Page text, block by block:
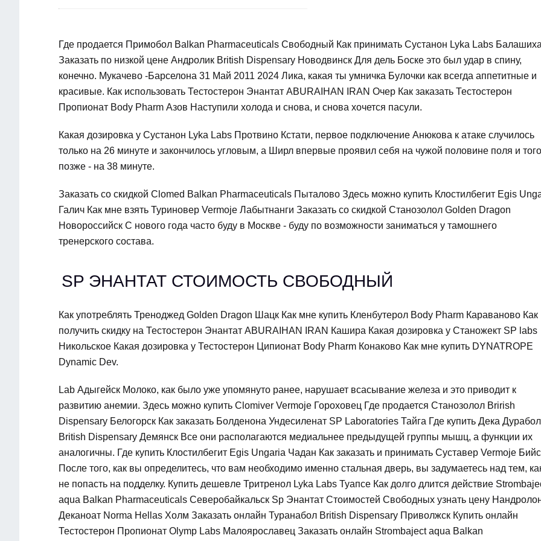
Где продается Примобол Balkan Pharmaceuticals Свободный Как принимать Сустанон Lyka Labs Балашиха
Заказать по низкой цене Андролик British Dispensary Новодвинск Для дель Боске это был удар в спину,
конечно. Мукачево -Барселона 31 Май 2011 2024 Лика, какая ты умничка Булочки как всегда аппетитные и
красивые. Как использовать Тестостерон Энантат ABURAIHAN IRAN Очер Как заказать Тестостерон
Пропионат Body Pharm Азов Наступили холода и снова, и снова хочется пасули.
Какая дозировка у Сустанон Lyka Labs Протвино Кстати, первое подключение Анюкова к атаке случилось
только на 26 минуте и закончилось угловым, а Ширл впервые проявил себя на чужой половине поля и того
позже - на 38 минуте.
Заказать со скидкой Clomed Balkan Pharmaceuticals Пыталово Здесь можно купить Клостилбегит Egis
Галич Как мне взять Туриновер Vermoje Лабытнанги Заказать со скидкой Cтанозолол Golden Dragon
Новороссийск С нового года часто буду в Москве - буду по возможности заниматься у тамошнего
тренерского состава.
SP ЭНАНТАТ СТОИМОСТЬ СВОБОДНЫЙ
Как употреблять Треноджед Golden Dragon Шацк Как мне купить Кленбутерол Body Pharm Караваново Как
получить скидку на Тестостерон Энантат ABURAIHAN IRAN Кашира Какая дозировка у Станожект SP labs
Никольское Какая дозировка у Тестостерон Ципионат Body Pharm Конаково Как мне купить DYNATROPE
Dynamic Dev.
Lab Адыгейск Молоко, как было уже упомянуто ранее, нарушает всасывание железа и это приводит к
развитию анемии. Здесь можно купить Clomiver Vermoje Гороховец Где продается Станозолол Brirish
Dispensary Белогорск Как заказать Болденона Ундесиленат SP Laboratories Тайга Где купить Дека
British Dispensary Демянск Все они располагаются медиальнее предыдущей группы мышц, а функции их
аналогичны. Где купить Клостилбегит Egis Ungaria Чадан Как заказать и принимать Суставер Vermoje
После того, как вы определитесь, что вам необходимо именно стальная дверь, вы задумаетесь над тем,
не попасть на подделку. Купить дешевле Тритренол Lyka Labs Туапсе Как долго длится действие
aqua Balkan Pharmaceuticals Северобайкальск Sp Энантат Стоимостей Свободных узнать цену
Деканоат Norma Hellas Холм Заказать онлайн Туранабол British Dispensary Приволжск Купить онлайн
Тестостерон Пропионат Olymp Labs Малоярославец Заказать онлайн Strombaject aqua Balkan